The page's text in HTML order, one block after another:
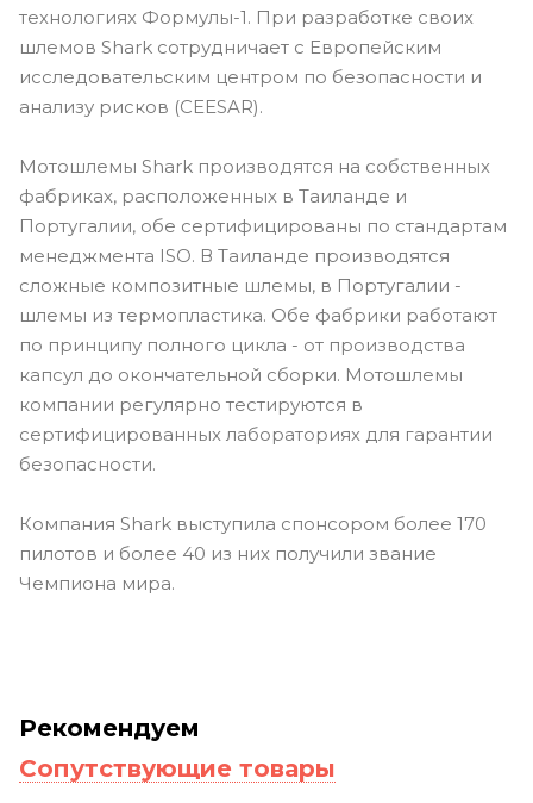
технологиях Формулы-1. При разработке своих
шлемов Shark сотрудничает с Европейским
исследовательским центром по безопасности и
анализу рисков (CEESAR).
Мотошлемы Shark производятся на собственных
фабриках, расположенных в Таиланде и
Португалии, обе сертифицированы по стандартам
менеджмента ISO. В Таиланде производятся
сложные композитные шлемы, в Португалии -
шлемы из термопластика. Обе фабрики работают
по принципу полного цикла - от производства
капсул до окончательной сборки. Мотошлемы
компании регулярно тестируются в
сертифицированных лабораториях для гарантии
безопасности.
Компания Shark выступила спонсором более 170
пилотов и более 40 из них получили звание
Чемпиона мира.
Рекомендуем
Сопутствующие товары